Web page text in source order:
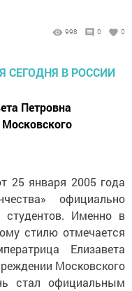
998 0 0
Петровна
25 января 2005 года
официально
студентов. Именно в
стилю отмечается
Елизавета
Московского
стал официальным